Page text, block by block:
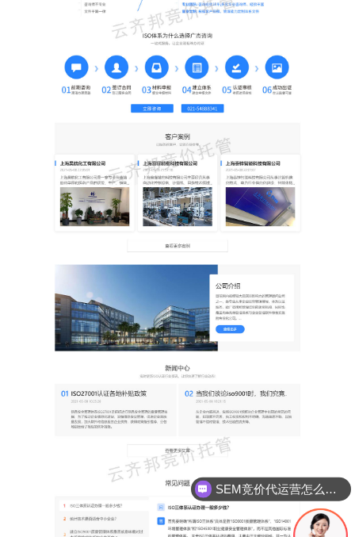
小红书代运营是怎么做的？